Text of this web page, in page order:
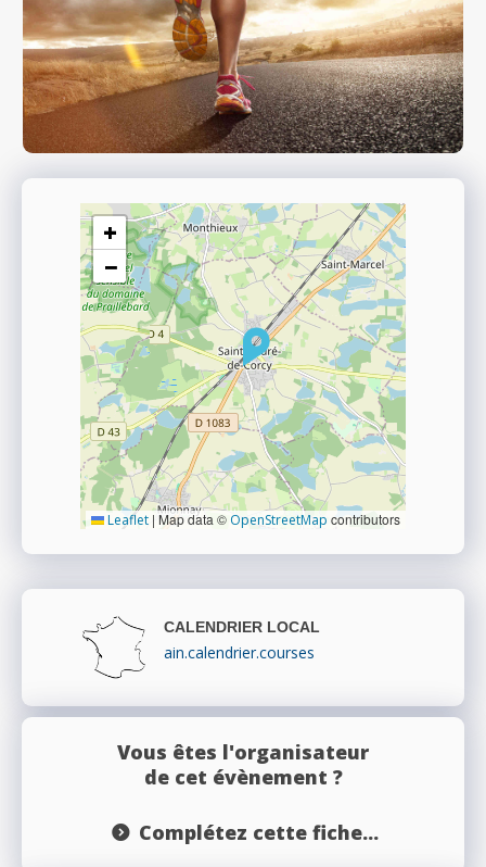
+
−
Leaflet | Map data © OpenStreetMap contributors
CALENDRIER LOCAL
ain.calendrier.courses
Vous êtes l'organisateur
de cet évènement ?
Complétez cette fiche...